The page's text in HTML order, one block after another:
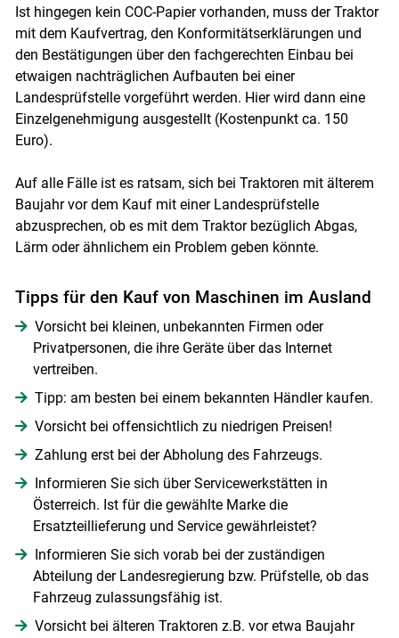
Ist hingegen kein COC-Papier vorhanden, muss der Traktor
mit dem Kaufvertrag, den Konformitätserklärungen und
den Bestätigungen über den fachgerechten Einbau bei
etwaigen nachträglichen Aufbauten bei einer
Landesprüfstelle vorgeführt werden. Hier wird dann eine
Einzelgenehmigung ausgestellt (Kostenpunkt ca. 150
Euro).
Auf alle Fälle ist es ratsam, sich bei Traktoren mit älterem
Baujahr vor dem Kauf mit einer Landesprüfstelle
abzusprechen, ob es mit dem Traktor bezüglich Abgas,
Lärm oder ähnlichem ein Problem geben könnte.
Tipps für den Kauf von Maschinen im Ausland
Vorsicht bei kleinen, unbekannten Firmen oder
Privatpersonen, die ihre Geräte über das Internet
vertreiben.
Tipp: am besten bei einem bekannten Händler kaufen.
Vorsicht bei offensichtlich zu niedrigen Preisen!
Zahlung erst bei der Abholung des Fahrzeugs.
Informieren Sie sich über Servicewerkstätten in
Österreich. Ist für die gewählte Marke die
Ersatzteillieferung und Service gewährleistet?
Informieren Sie sich vorab bei der zuständigen
Abteilung der Landesregierung bzw. Prüfstelle, ob das
Fahrzeug zulassungsfähig ist.
Vorsicht bei älteren Traktoren z.B. vor etwa Baujahr